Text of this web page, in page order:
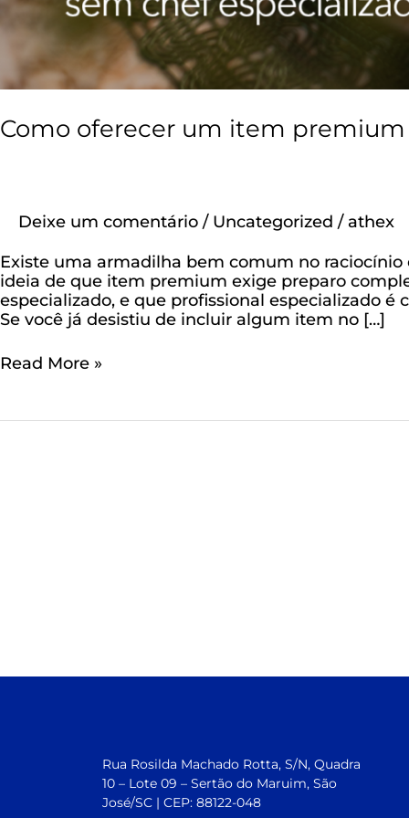
Como oferecer um item
Deixe um comentário / Uncategorized / athex
Existe uma armadilha bem comum no
ideia de que item premium exige preparo
especializado, e que profissional especializado
Se você já desistiu de incluir algum item no […]
Read More »
Rua Rosilda Machado Rotta, S/N, Quadra
10 – Lote 09 – Sertão do Maruim, São
José/SC | CEP: 88122-048